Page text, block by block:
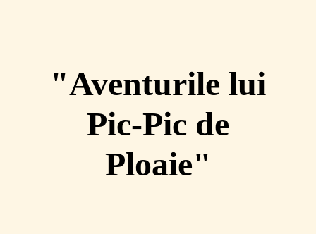
"Aventurile lui
Pic-Pic de
Ploaie"